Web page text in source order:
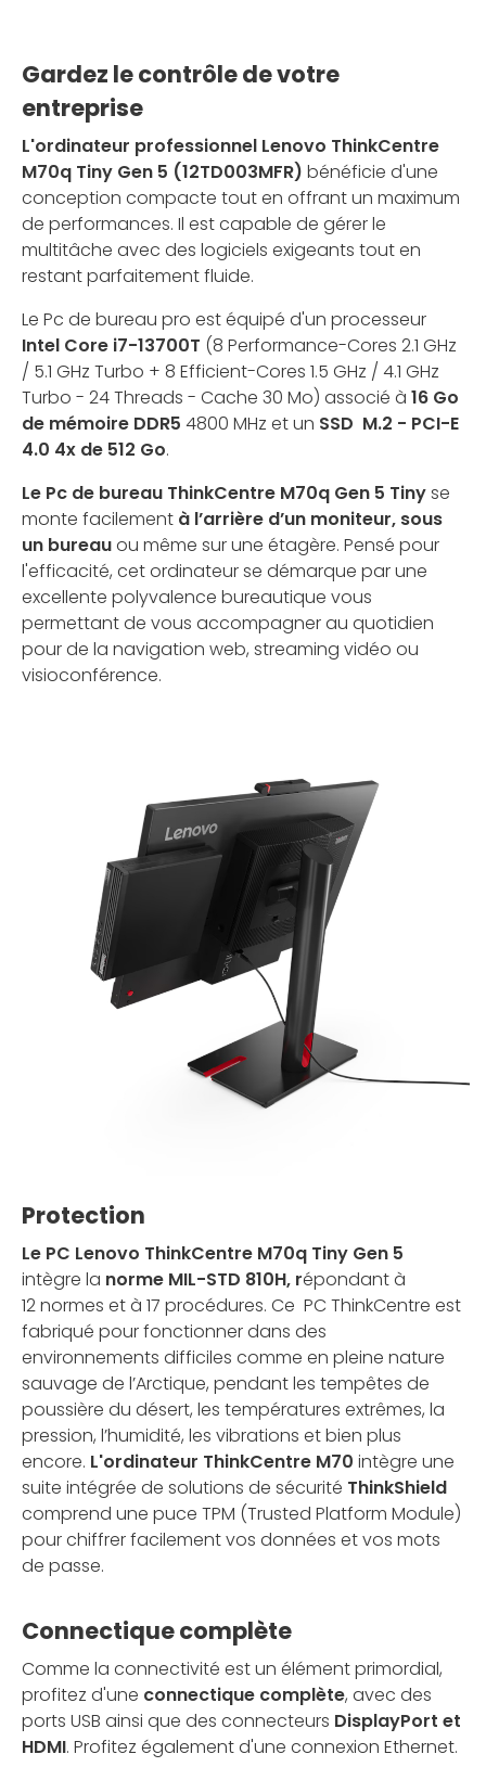
Gardez le contrôle de votre
entreprise
L'ordinateur professionnel Lenovo ThinkCentre
M70q Tiny Gen 5 (12TD003MFR) bénéficie d'une
conception compacte tout en offrant un maximum
de performances. Il est capable de gérer le
multitâche avec des logiciels exigeants tout en
restant parfaitement fluide.
Le Pc de bureau pro est équipé d'un processeur
Intel Core i7-13700T (8 Performance-Cores 2.1 GHz
/ 5.1 GHz Turbo + 8 Efficient-Cores 1.5 GHz / 4.1 GHz
Turbo - 24 Threads - Cache 30 Mo) associé à 16 Go
de mémoire DDR5 4800 MHz et un SSD M.2 - PCI-E
4.0 4x de 512 Go.
Le Pc de bureau ThinkCentre M70q Gen 5 Tinyse
monte facilement à l’arrière d’un moniteur, sous
un bureauou même sur une étagère. Pensé pour
l'efficacité, cet ordinateur se démarque par une
excellente polyvalence bureautique vous
permettant de vous accompagner au quotidien
pour de la navigation web, streaming vidéo ou
visioconférence.
Protection
Le PC Lenovo ThinkCentre M70q Tiny Gen 5
intègre la norme MIL-STD 810H, répondant à
12 normes et à 17 procédures. Ce PC ThinkCentre est
fabriqué pour fonctionner dans des
environnements difficiles comme en pleine nature
sauvage de l’Arctique, pendant les tempêtes de
poussière du désert, les températures extrêmes, la
pression, l’humidité, les vibrations et bien plus
encore. L'ordinateur ThinkCentre M70 intègre une
suite intégrée de solutions de sécurité ThinkShield
comprend une puce TPM (Trusted Platform Module)
pour chiffrer facilement vos données et vos mots
de passe.
Connectique complète
Comme la connectivité est un élément primordial,
profitez d'une connectique complète, avec des
ports USB ainsi que des connecteurs DisplayPort et
HDMI. Profitez également d'une connexion Ethernet.